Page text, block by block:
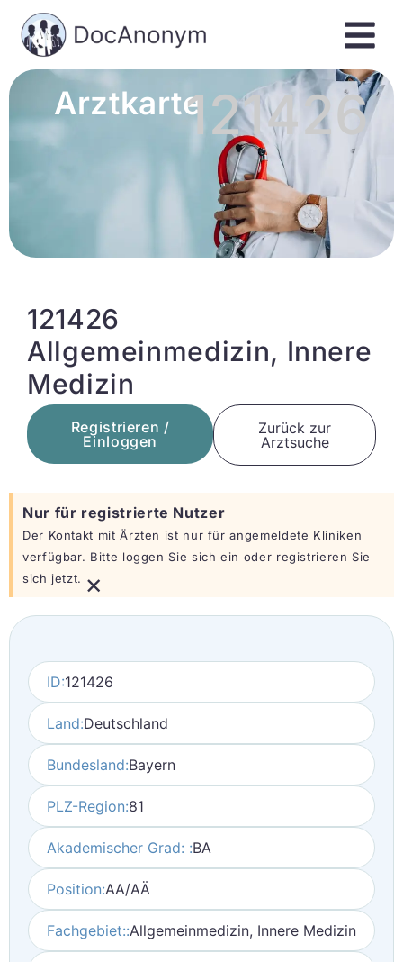
Arztkarte121426
121426
Allgemeinmedizin, Innere
Medizin
Registrieren /
Einloggen
Zurück zur
Arztsuche
Nur für registrierte Nutzer
Der Kontakt mit Ärzten ist nur für angemeldete Kliniken
verfügbar. Bitte loggen Sie sich ein oder registrieren Sie
sich jetzt. ×
ID:121426
Land:Deutschland
Bundesland:Bayern
PLZ-Region:81
Akademischer Grad: :BA
Position:AA/AÄ
Fachgebiet::Allgemeinmedizin, Innere Medizin